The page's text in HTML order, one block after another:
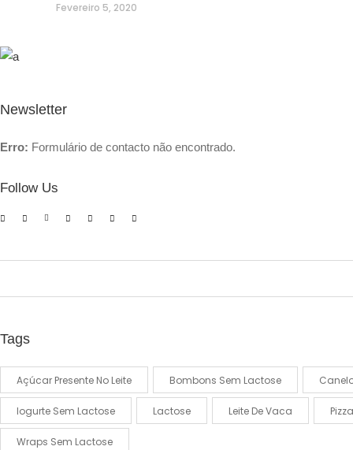
Fevereiro 5, 2020
Newsletter
Erro: Formulário de contacto não encontrado.
Follow Us
Tags
Açúcar Presente No Leite Bombons Sem Lactose
Iogurte Sem Lactose Lactose Leite De Vaca
Wraps Sem Lactose